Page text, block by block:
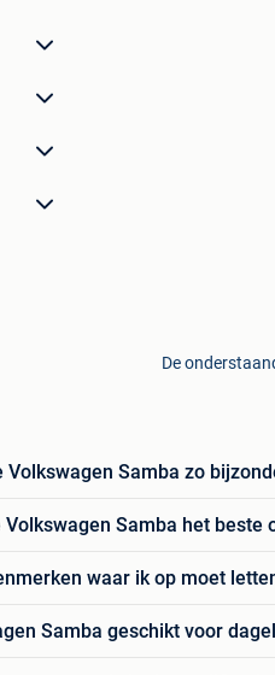
De
Volkswagen Samba zo
Volkswagen Samba het beste
waar ik op moet
Samba geschikt voor